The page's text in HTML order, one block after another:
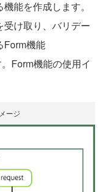
能を作成します。
け取り、バリデー
Form機能
Form機能の使用イ
ージ